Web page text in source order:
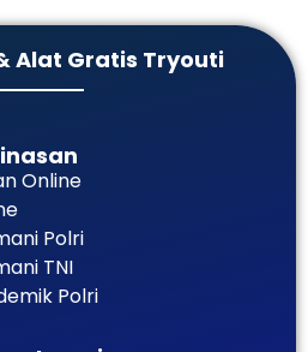
Alat Gratis Tryouti
Online
Polri
TNI
Polri